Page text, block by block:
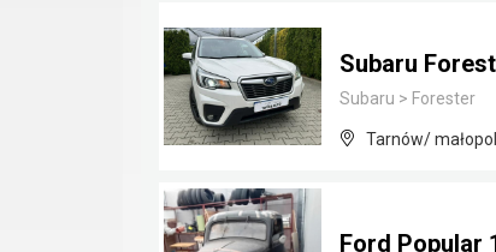
Subaru
Subaru > Forester
Tarnów/
Ford Popular